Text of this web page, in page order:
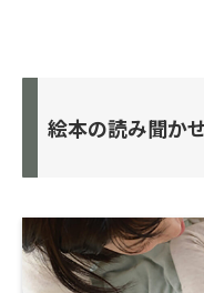
絵本の読み聞か